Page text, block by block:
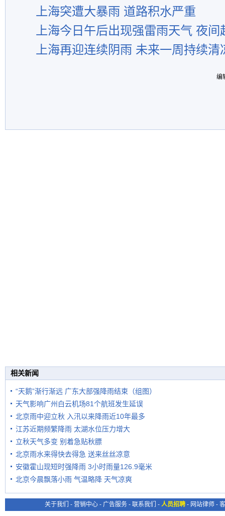
上海突遭大暴雨 道路积水严重
上海今日午后出现强雷雨天气 夜间
上海再迎连续阴雨 未来一周持续清
编
相关新闻
“天鹅”渐行渐远 广东大部强降雨结束（组图）
天气影响广州白云机场81个航班发生延误
北京雨中迎立秋 入汛以来降雨近10年最多
江苏近期频繁降雨 太湖水位压力增大
立秋天气多变 别着急贴秋膘
北京雨水来得快去得急 送来丝丝凉意
安徽霍山现短时强降雨 3小时雨量126.9毫米
北京今晨飘落小雨 气温略降 天气凉爽
关于我们 - 营销中心 - 广告服务 - 联系我们 - 人员招聘 - 网站律师 -